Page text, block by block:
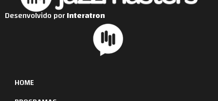
HOME
Desenvolvido porInteratron